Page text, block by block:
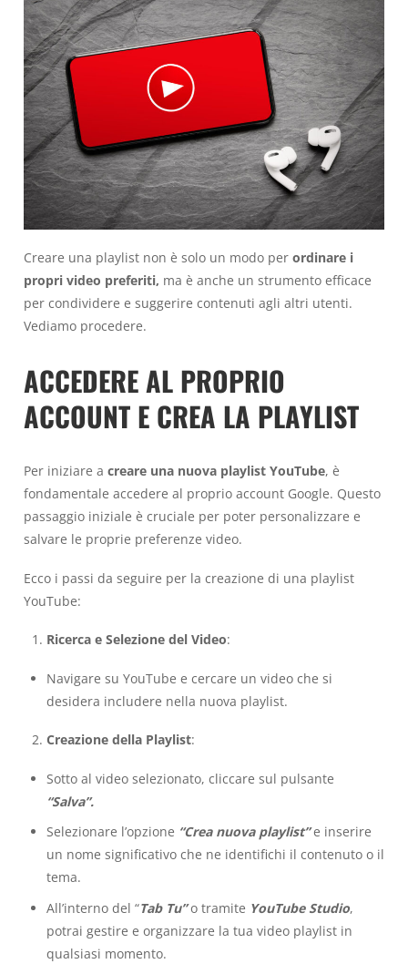
Creare una playlist non è solo un modo per ordinare i
propri video preferiti, ma è anche un strumento efficace
per condividere e suggerire contenuti agli altri utenti.
Vediamo procedere.
ACCEDERE AL PROPRIO
ACCOUNT E CREA LA PLAYLIST
Per iniziare a creare una nuova playlist YouTube, è
fondamentale accedere al proprio account Google. Questo
passaggio iniziale è cruciale per poter personalizzare e
salvare le proprie preferenze video.
Ecco i passi da seguire per la creazione di una playlist
YouTube:
Ricerca e Selezione del Video:
Navigare su YouTube e cercare un video che si
desidera includere nella nuova playlist.
Creazione della Playlist:
Sotto al video selezionato, cliccare sul pulsante
“Salva”.
Selezionare l’opzione “Crea nuova playlist”e inserire
un nome significativo che ne identifichi il contenuto o il
tema.
All’interno del “Tab Tu”o tramite YouTube Studio,
potrai gestire e organizzare la tua video playlist in
qualsiasi momento.